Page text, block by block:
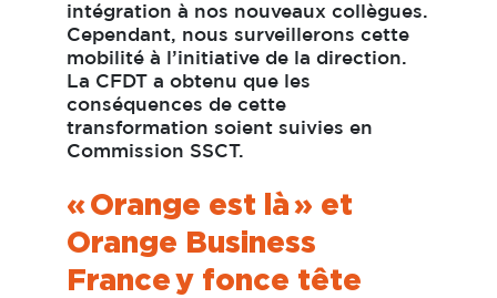
intégration à nos nouveaux collègues.
Cependant, nous surveillerons cette
mobilité à l’initiative de la direction.
La CFDT a obtenu que les
conséquences de cette
transformation soient suivies en
Commission SSCT.
« Orange est là » et
Orange Business
France y fonce tête